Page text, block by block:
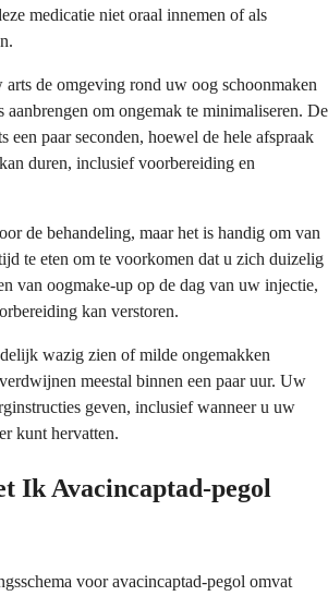
medicatie niet oraal innemen of als
de omgeving rond uw oog schoonmaken
aanbrengen om ongemak te minimaliseren. De
een paar seconden, hoewel de hele afspraak
duren, inclusief voorbereiding en
de behandeling, maar het is handig om van
te eten om te voorkomen dat u zich duizelig
van oogmake-up op de dag van uw injectie,
kan verstoren.
wazig zien of milde ongemakken
meestal binnen een paar uur. Uw
geven, inclusief wanneer u uw
kunt hervatten.
Ik Avacincaptad-pegol
voor avacincaptad-pegol omvat